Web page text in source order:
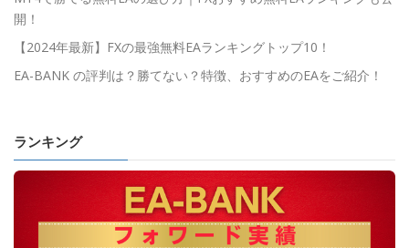
開！
【2024年最新】FXの最強無料EAランキングトップ10！
EA-BANK の評判は？勝てない？特徴、おすすめのEAをご紹介！
ランキング